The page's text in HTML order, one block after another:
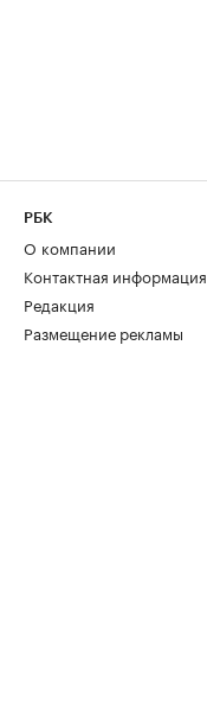
РБК
О компании
Контактная информация
Редакция
Размещение рекламы